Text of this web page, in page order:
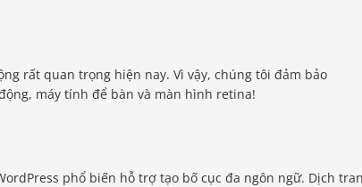
rất quan trọng hiện nay. Vì vậy, chúng tôi đảm bảo
máy tính để bàn và màn hình retina!
phổ biến hỗ trợ tạo bố cục đa ngôn ngữ. Dịch